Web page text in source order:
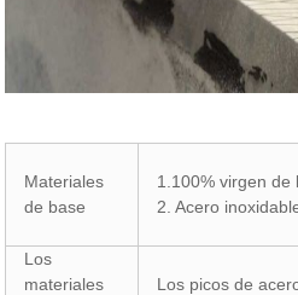
Materiales
de base
1.100% virgen de
2. Acero
Los
materiales
Los picos de